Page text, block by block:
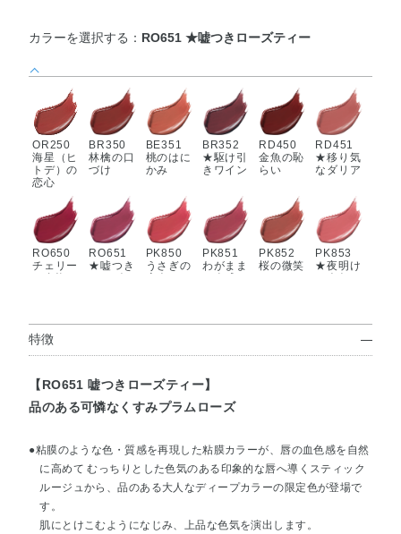
カラーを選択する： RO651 ★嘘つきローズティー
OR250
海星（ヒ
トデ）の
恋心
BR350
林檎の口
づけ
BE351
桃のはに
かみ
BR352
★駆け引
きワイン
RD450
金魚の恥
らい
RD451
★移り気
なダリア
RO650
チェリー
RO651
★嘘つき
PK850
うさぎの
PK851
わがまま
PK852
桜の微笑
PK853
★夜明け
ピオニー
特徴
【RO651 嘘つきローズティー】
品のある可憐なくすみプラムローズ
●粘膜のような色・質感を再現した粘膜カラーが、唇の血色感を自然
に高めて むっちりとした色気のある印象的な唇へ導くスティック
ルージュから、品のある大人なディープカラーの限定色が登場で
す。
肌にとけこむようになじみ、上品な色気を演出します。